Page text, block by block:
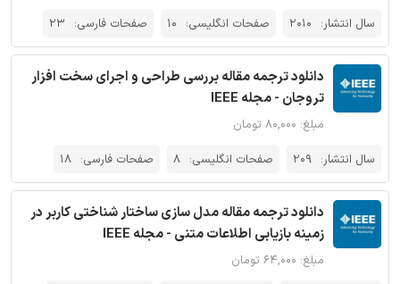
سال انتشار: 2010 صفحات انگلیسی: 10 صفحات فارسی: 23
دانلود ترجمه مقاله بررسی طراحی و اجرای سخت افزار
تروجان - مجله IEEE
مبلغ: ۸۰,۰۰۰ تومان
سال انتشار: 209 صفحات انگلیسی: 8 صفحات فارسی: 18
دانلود ترجمه مقاله مدل سازی ساختار شناختی کاربر در
زمینه بازیابی اطلاعات متنی - مجله IEEE
مبلغ: ۶۴,۰۰۰ تومان